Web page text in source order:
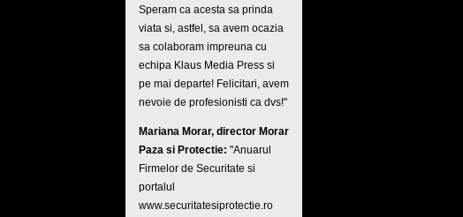
Speram ca acesta sa prinda
viata si, astfel, sa avem ocazia
sa colaboram impreuna cu
echipa Klaus Media Press si
pe mai departe! Felicitari, avem
nevoie de profesionisti ca dvs!"
Mariana Morar, director Morar
Paza si Protectie: "Anuarul
Firmelor de Securitate si
portalul
www.securitatesiprotectie.ro